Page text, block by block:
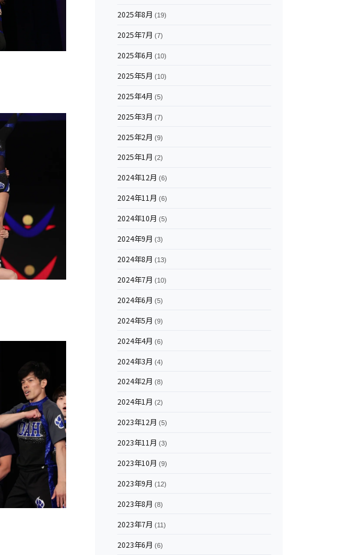
2025年8月 (19)
2025年7月 (7)
2025年6月 (10)
2025年5月 (10)
2025年4月 (5)
2025年3月 (7)
2025年2月 (9)
2025年1月 (2)
2024年12月 (6)
2024年11月 (6)
2024年10月 (5)
2024年9月 (3)
2024年8月 (13)
2024年7月 (10)
2024年6月 (5)
2024年5月 (9)
2024年4月 (6)
2024年3月 (4)
2024年2月 (8)
2024年1月 (2)
2023年12月 (5)
2023年11月 (3)
2023年10月 (9)
2023年9月 (12)
2023年8月 (8)
2023年7月 (11)
2023年6月 (6)